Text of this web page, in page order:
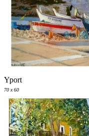
Yport
70 x 60